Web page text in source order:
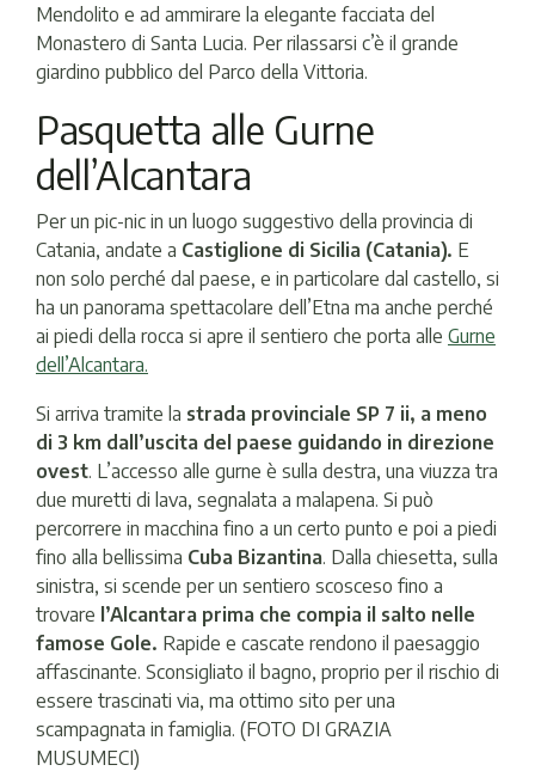
Mendolito e ad ammirare la elegante facciata del
Monastero di Santa Lucia. Per rilassarsi c’è il grande
giardino pubblico del Parco della Vittoria.
Pasquetta alle Gurne
dell’Alcantara
Per un pic-nic in un luogo suggestivo della provincia di
Catania, andate a Castiglione di Sicilia (Catania). E
non solo perché dal paese, e in particolare dal castello, si
ha un panorama spettacolare dell’Etna ma anche perché
ai piedi della rocca si apre il sentiero che porta alle Gurne
dell’Alcantara.
Si arriva tramite la strada provinciale SP 7 ii, a meno
di 3 km dall’uscita del paese guidando in direzione
ovest. L’accesso alle gurne è sulla destra, una viuzza tra
due muretti di lava, segnalata a malapena. Si può
percorrere in macchina fino a un certo punto e poi a piedi
fino alla bellissima Cuba Bizantina. Dalla chiesetta, sulla
sinistra, si scende per un sentiero scosceso fino a
trovare l’Alcantara prima che compia il salto nelle
famose Gole. Rapide e cascate rendono il paesaggio
affascinante. Sconsigliato il bagno, proprio per il rischio di
essere trascinati via, ma ottimo sito per una
scampagnata in famiglia. (FOTO DI GRAZIA
MUSUMECI)